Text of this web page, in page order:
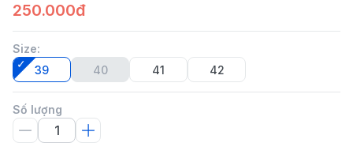
250.000đ
Size:
39
40 41 42
Số lượng